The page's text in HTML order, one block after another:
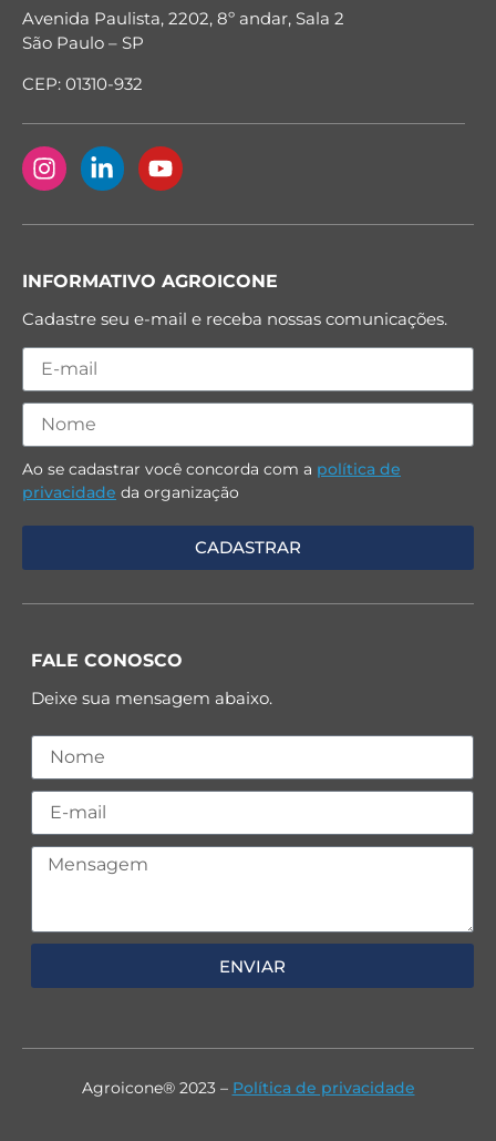
Avenida Paulista, 2202, 8º andar, Sala 2
São Paulo – SP
CEP: 01310-932
INFORMATIVO AGROICONE
Cadastre seu e-mail e receba nossas comunicações.
Ao se cadastrar você concorda com a política de
privacidade da organização
FALE CONOSCO
Deixe sua mensagem abaixo.
ENVIAR
Agroicone® 2023 – Política de privacidade